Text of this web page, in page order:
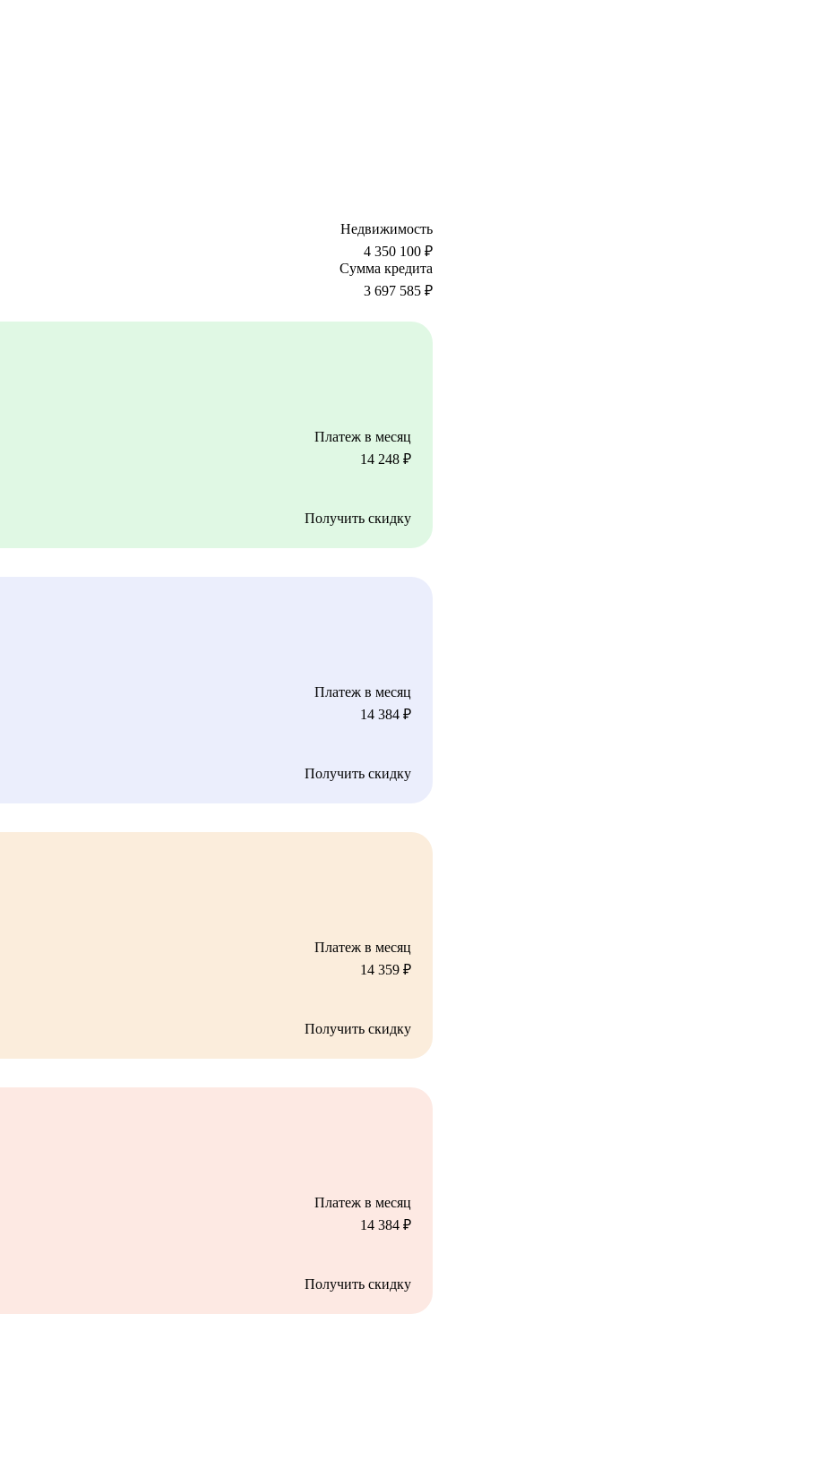
Недвижимость
4 350 100 ₽
Сумма кредита
3 697 585 ₽
Платеж в месяц
14 248 ₽
Получить скидку
Платеж в месяц
14 384 ₽
Получить скидку
Платеж в месяц
14 359 ₽
Получить скидку
Платеж в месяц
14 384 ₽
Получить скидку